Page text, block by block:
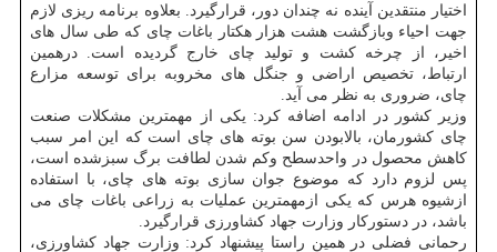
اختیار منتقدین آینده نه چندان دور، قرارگیرد. بعلاوه برنامه ریزی لازم
جهت احیاء وبازگشت هشت هزار هکتار باغات چای که طی سال های
اخیر، از چرخه کشت و تولید چای خارج گردیده است. درهمین
ارتباط، تخصیص اراضی و جنگل های مخروبه برای توسعه مزارع
چای، ضروری به نظر می آید.
وزیر کشور در ادامه اضافه کرد: یکی از مهمترین مشکلات صنعت
چای کشورمان، بالابودن سن بوته های چای است که این امر سبب
کاهش محصول در واحدسطح وکم شدن لطافت برگ سبزشده است،
پس لزوم دارد که موضوع جوان سازی بوته های چای، با استفاده
ازشیوه هرس که یکی ازمهمترین عملیات به زراعی باغات چای می
باشد، در دستورکار وزارت جهاد کشاورزی قرارگیرد.
رحمانی فضلی در همین راستا پیشنهاد کرد: وزارت جهاد کشاورزی،